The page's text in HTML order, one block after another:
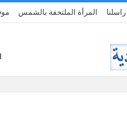
راسلنا المرأة الملتحفة بالشمس